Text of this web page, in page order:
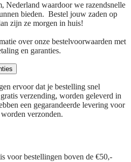
Nederland waardoor we razendsnelle
bieden. Bestel jouw zaden op
zijn ze morgen in huis!
over onze bestelvoorwaarden met
en garanties.
ervoor dat je bestelling snel
verzending, worden geleverd in
een gegarandeerde levering voor
verzonden.
voor bestellingen boven de €50,-